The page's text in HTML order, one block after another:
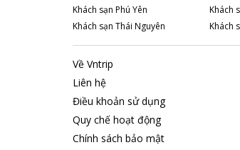
Khách sạn Phú Yên Khách
Khách sạn Thái Nguyên Khách
Về Vntrip
Liên hệ
Điều khoản sử dụng
Quy chế hoạt động
Chính sách bảo mật